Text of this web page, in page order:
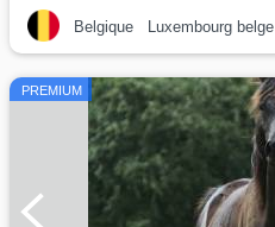
Belgique Luxembourg belge
PREMIUM